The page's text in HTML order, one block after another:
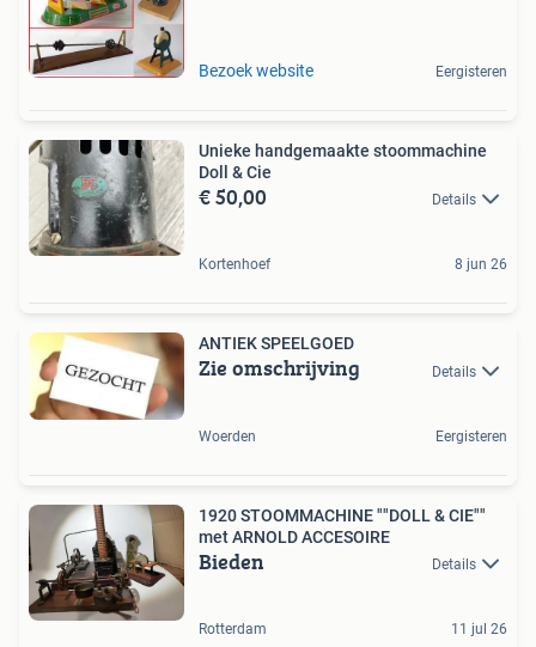
Bezoek website Eergisteren
Unieke handgemaakte stoommachine
Doll & Cie
€ 50,00 Details
Kortenhoef 8 jun 26
ANTIEK SPEELGOED
Zie omschrijving Details
Woerden Eergisteren
1920 STOOMMACHINE ""DOLL & CIE""
met ARNOLD ACCESOIRE
Bieden Details
Rotterdam 11 jul 26